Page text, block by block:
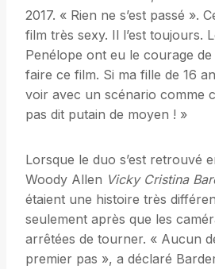
2017. « Rien ne s’est passé ».
film très sexy. Il l’est toujours.
Penélope ont eu le courage
faire ce film. Si ma fille de 16
voir avec un scénario comme
pas dit putain de moyen ! »
Lorsque le duo s’est retrouvé
Woody Allen Vicky Cristina
étaient une histoire très
seulement après que les
arrêtées de tourner. « Aucun
premier pas », a déclaré